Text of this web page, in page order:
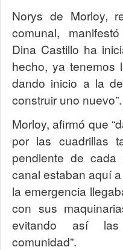
Norys de Morloy,
comunal,
Dina Castillo ha
hecho, ya tenemos
dando inicio a la
construir uno nuevo”.
Morloy, afirmó que
por las cuadrillas
pendiente de
canal estaban aquí
la emergencia
con sus
evitando así
comunidad”.